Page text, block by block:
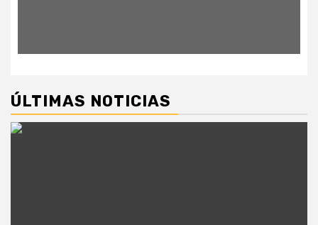
ÚLTIMAS NOTICIAS